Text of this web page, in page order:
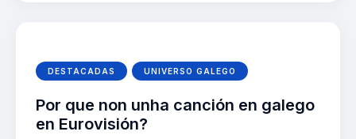
DESTACADAS UNIVERSO GALEGO
Por que non unha canción en galego
en Eurovisión?